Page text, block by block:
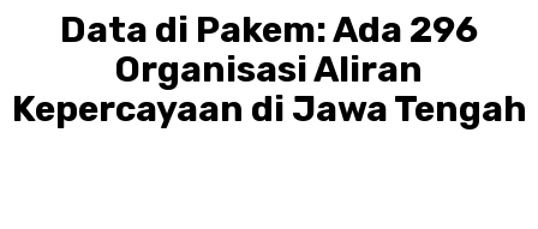
Data di Pakem: Ada 296
Organisasi Aliran
Kepercayaan di Jawa Tengah